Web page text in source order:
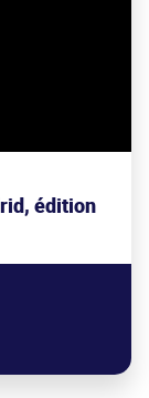
édition